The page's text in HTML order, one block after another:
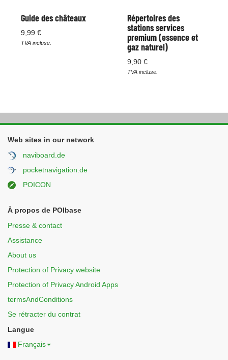
Guide des châteaux
9,99 €
TVA incluse.
Répertoires des
stations services
premium (essence et
gaz naturel)
9,90 €
TVA incluse.
Web sites in our network
naviboard.de
pocketnavigation.de
POICON
À propos de POIbase
Presse & contact
Assistance
About us
Protection of Privacy website
Protection of Privacy Android Apps
termsAndConditions
Se rétracter du contrat
Langue
Français